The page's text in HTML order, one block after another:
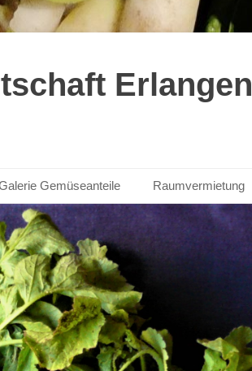
Erlangen
Gemüseanteile Raumvermietung